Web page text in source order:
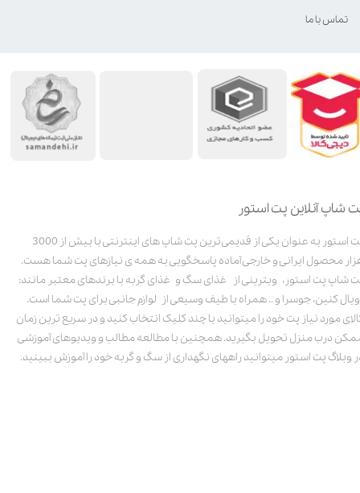
شاپ آنلاین پت استور
پت استور به عنوان یکی از قدیمی‌ترین پت شاپ های اینترنتی با بیش از 3000
محصول ایرانی و خارجی آماده پاسخگویی به همه ی نیازهای پت شما هست.
شاپ پت استور، ویترینی از غذای سگ و غذای گربه با برندهای معتبر مانند:
کنین، جوسرا و .. همراه با طیف وسیعی از لوازم جانبی برای پت شما است.
مورد نیاز پت خود را میتوانید با چند کلیک انتخاب کنید و در سریع ترین زمان
درب منزل تحویل بگیرید. همچنین با مطالعه مطالب و ویدیوهای آموزشی
وبلاگ پت استور میتوانید راههای نگهداری از سگ و گربه خود را آموزش ببینید.
تماس با ما